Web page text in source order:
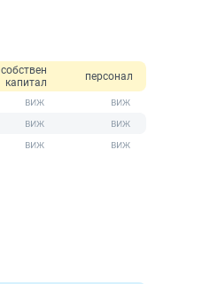
собствен
капитал
персонал